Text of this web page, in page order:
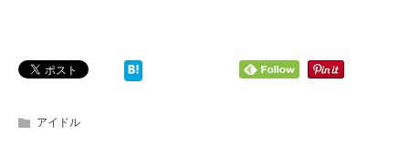
アイドル